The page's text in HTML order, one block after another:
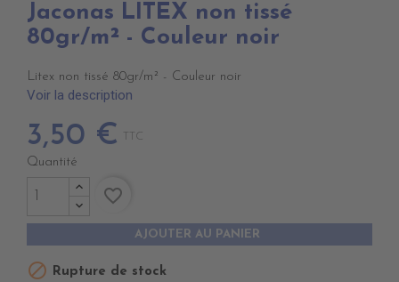
Jaconas LITEX non tissé
80gr/m² - Couleur noir
Litex non tissé 80gr/m² - Couleur noir
Voir la description
3,50 € TTC
Quantité
AJOUTER AU PANIER
favorite_border
 Rupture de stock